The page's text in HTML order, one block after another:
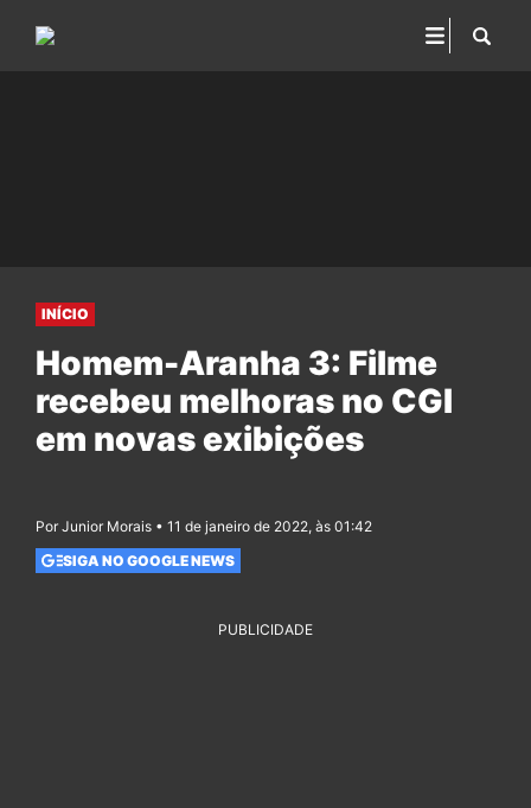
INÍCIO
Homem-Aranha 3: Filme
recebeu melhoras no CGI
em novas exibições
Por Junior Morais • 11 de janeiro de 2022, às 01:42
SIGA NO GOOGLE NEWS
PUBLICIDADE